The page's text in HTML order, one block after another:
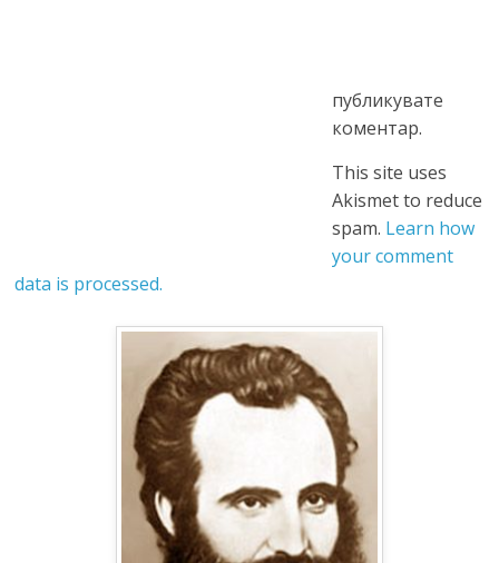
публикувате
коментар.
This site uses
Akismet to reduce
spam. Learn how
your comment
data is processed.